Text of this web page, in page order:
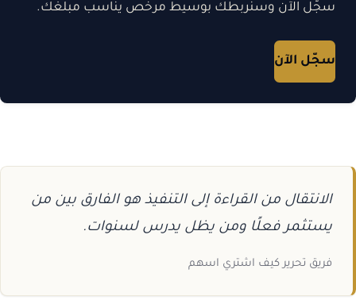
سجّل الآن وسنربطك بوسيط مرخص يناسب مبلغك.
سجّل الآن
الانتقال من القراءة إلى التنفيذ هو الفارق بين من
يستثمر فعلًا ومن يظل يدرس لسنوات.
فريق تحرير كيف اشتري اسهم